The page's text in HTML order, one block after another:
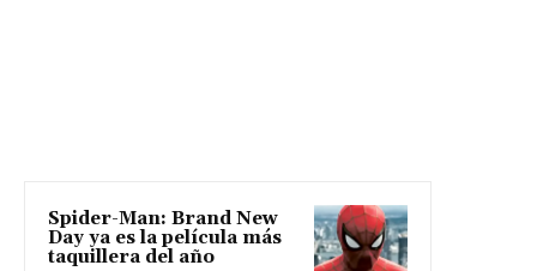
Spider-Man: Brand New
Day ya es la película más
taquillera del año